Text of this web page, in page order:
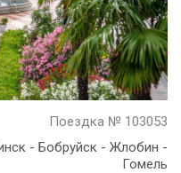
Поездка № 103053
- Бобруйск - Жлобин -
Гомель